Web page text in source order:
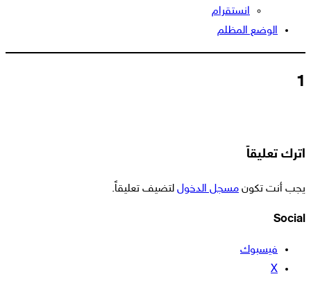
انستقرام
الوضع المظلم
1
اترك تعليقاً
يجب أنت تكون مسجل الدخول لتضيف تعليقاً.
Social
فيسبوك
‫X